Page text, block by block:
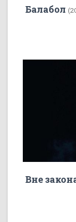
Балабол
Вне